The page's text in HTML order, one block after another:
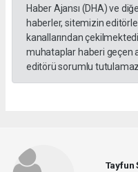
Haber Ajansı (DHA) ve
haberler, sitemizin
kanallarından
muhataplar haberi geçen
editörü sorumlu
Tayfun